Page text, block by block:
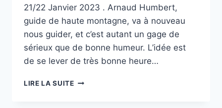
21/22 Janvier 2023 . Arnaud Humbert,
guide de haute montagne, va à nouveau
nous guider, et c’est autant un gage de
sérieux que de bonne humeur. L’idée est
de se lever de très bonne heure…
LIRE LA SUITE CASCADE